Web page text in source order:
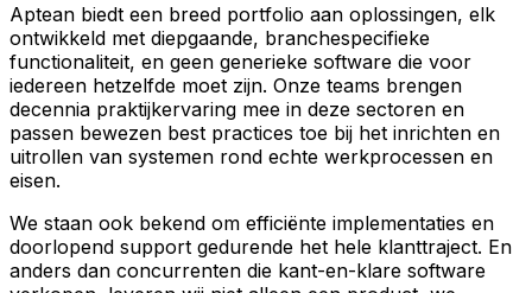
Aptean biedt een breed portfolio aan oplossingen, elk
ontwikkeld met diepgaande, branchespecifieke
functionaliteit, en geen generieke software die voor
iedereen hetzelfde moet zijn. Onze teams brengen
decennia praktijkervaring mee in deze sectoren en
passen bewezen best practices toe bij het inrichten en
uitrollen van systemen rond echte werkprocessen en
eisen.
We staan ook bekend om efficiënte implementaties en
doorlopend support gedurende het hele klanttraject. En
anders dan concurrenten die kant-en-klare software